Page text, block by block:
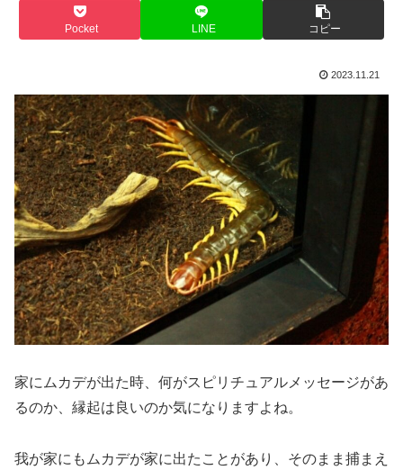
Pocket LINE コピー
2023.11.21
家にムカデが出た時、何がスピリチュアルメッセージがあ
るのか、縁起は良いのか気になりますよね。
我が家にもムカデが家に出たことがあり、そのまま捕まえ